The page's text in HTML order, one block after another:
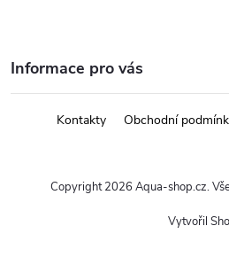
Informace pro vás
Kontakty Obchodní
Vytvořil
Copyright 2026 Aqua-shop.cz.